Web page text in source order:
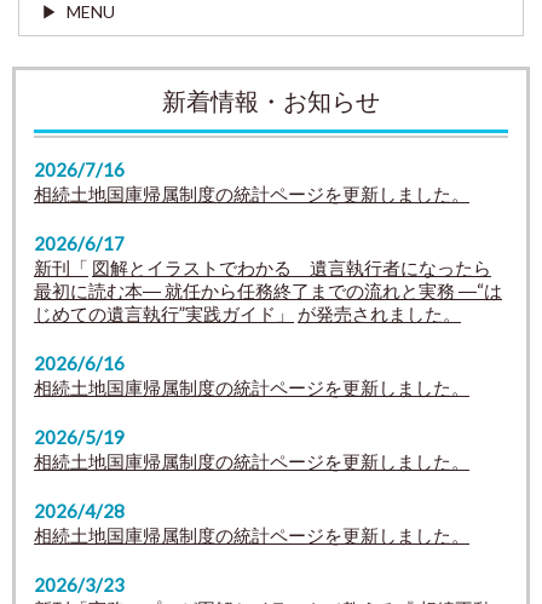
MENU
新着情報・お知らせ
2026/7/16
相続土地国庫帰属制度の統計ページを更新しました。
2026/6/17
新刊「 図解とイラストでわかる 遺言執行者になったら
最初に読む本― 就任から任務終了までの流れと実務 ―“は
じめての遺言執行”実践ガイド 」 が発売されました。
2026/6/16
相続土地国庫帰属制度の統計ページを更新しました。
2026/5/19
相続土地国庫帰属制度の統計ページを更新しました。
2026/4/28
相続土地国庫帰属制度の統計ページを更新しました。
2026/3/23